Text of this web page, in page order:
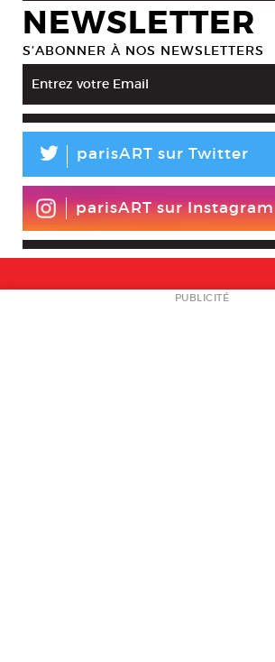
NEWSLETTER
S’ABONNER À NOS NEWSLETTERS
L parisART sur Twitter
parisART sur Instagram
NEWSLETTER
PUBLICITÉ